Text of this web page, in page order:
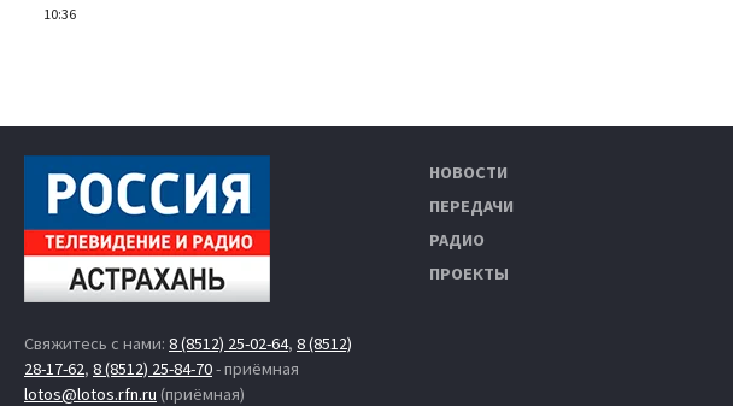
10:36
Свяжитесь с нами: 8 (8512) 25-02-64, 8 (8512)
28-17-62, 8 (8512) 25-84-70- приёмная
lotos@lotos.rfn.ru (приёмная)
НОВОСТИ
ПЕРЕДАЧИ
РАДИО
ПРОЕКТЫ